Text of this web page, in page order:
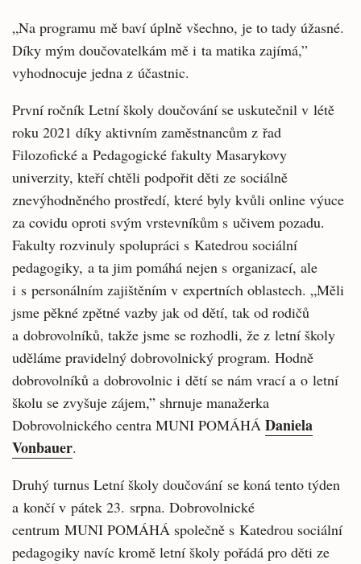
„Na programu mě baví úplně všechno, je to tady úžasné.
Díky mým doučovatelkám mě i ta matika zajímá,”
vyhodnocuje jedna z účastnic.
První ročník Letní školy doučování se uskutečnil v létě
roku 2021 díky aktivním zaměstnancům z řad
Filozofické a Pedagogické fakulty Masarykovy
univerzity, kteří chtěli podpořit děti ze sociálně
znevýhodněného prostředí, které byly kvůli online výuce
za covidu oproti svým vrstevníkům s učivem pozadu.
Fakulty rozvinuly spolupráci s Katedrou sociální
pedagogiky, a ta jim pomáhá nejen s organizací, ale
i s personálním zajištěním v expertních oblastech. „Měli
jsme pěkné zpětné vazby jak od dětí, tak od rodičů
a dobrovolníků, takže jsme se rozhodli, že z letní školy
uděláme pravidelný dobrovolnický program. Hodně
dobrovolníků a dobrovolnic i dětí se nám vrací a o letní
školu se zvyšuje zájem,” shrnuje manažerka
Dobrovolnického centra MUNI POMÁHÁ Daniela
Vonbauer.
Druhý turnus Letní školy doučování se koná tento týden
a končí v pátek 23. srpna. Dobrovolnické
centrum MUNI POMÁHÁ společně s Katedrou sociální
pedagogiky navíc kromě letní školy pořádá pro děti ze